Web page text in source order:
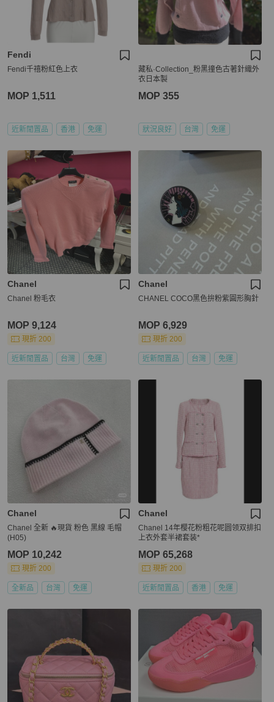
Fendi
Fendi千禧粉紅色上衣
MOP 1,511
近新閒置品 香港 免運
藏私·Collection_粉黑撞色古著針織外
衣日本製
MOP 355
狀況良好 台灣 免運
Chanel
Chanel 粉毛衣
MOP 9,124
現折 200
近新閒置品 台灣 免運
Chanel
CHANEL COCO黑色拚粉紫圓形胸針
MOP 6,929
現折 200
近新閒置品 台灣 免運
Chanel
Chanel 全新 🔥現貨 粉色 黑線 毛帽
(H05)
MOP 10,242
現折 200
全新品 台灣 免運
Chanel
Chanel 14年樱花粉粗花呢圆领双排扣
上衣外套半裙套装*
MOP 65,268
現折 200
近新閒置品 香港 免運